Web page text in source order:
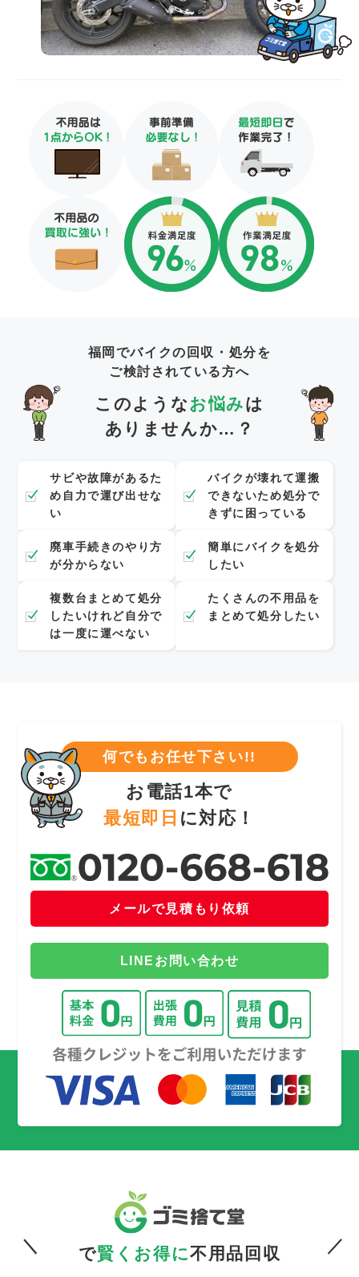
福岡でバイクの回収・処分を
ご検討されている方へ
このようなお悩みは
ありませんか…？
サビや故障があるた
め自力で運び出せな
い
バイクが壊れて運搬
できないため処分で
きずに困っている
廃車手続きのやり方
が分からない
簡単にバイクを処分
したい
複数台まとめて処分
したいけれど自分で
は一度に運べない
たくさんの不用品を
まとめて処分したい
何でもお任せ下さい!!
お電話1本で
最短即日 に対応！
メールで見積もり依頼
LINEお問い合わせ
で賢くお得に不用品回収